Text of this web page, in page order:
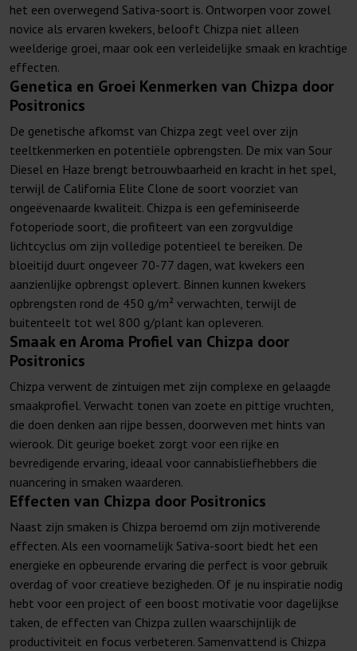
het een overwegend Sativa-soort is. Ontworpen voor zowel
novice als ervaren kwekers, belooft Chizpa niet alleen
weelderige groei, maar ook een verleidelijke smaak en krachtige
effecten.
Genetica en Groei Kenmerken van Chizpa door
Positronics
De genetische afkomst van Chizpa zegt veel over zijn
teeltkenmerken en potentiële opbrengsten. De mix van Sour
Diesel en Haze brengt betrouwbaarheid en kracht in het spel,
terwijl de California Elite Clone de soort voorziet van
ongeëvenaarde kwaliteit. Chizpa is een gefeminiseerde
fotoperiode soort, die profiteert van een zorgvuldige
lichtcyclus om zijn volledige potentieel te bereiken. De
bloeitijd duurt ongeveer 70-77 dagen, wat kwekers een
aanzienlijke opbrengst oplevert. Binnen kunnen kwekers
opbrengsten rond de 450 g/m² verwachten, terwijl de
buitenteelt tot wel 800 g/plant kan opleveren.
Smaak en Aroma Profiel van Chizpa door
Positronics
Chizpa verwent de zintuigen met zijn complexe en gelaagde
smaakprofiel. Verwacht tonen van zoete en pittige vruchten,
die doen denken aan rijpe bessen, doorweven met hints van
wierook. Dit geurige boeket zorgt voor een rijke en
bevredigende ervaring, ideaal voor cannabisliefhebbers die
nuancering in smaken waarderen.
Effecten van Chizpa door Positronics
Naast zijn smaken is Chizpa beroemd om zijn motiverende
effecten. Als een voornamelijk Sativa-soort biedt het een
energieke en opbeurende ervaring die perfect is voor gebruik
overdag of voor creatieve bezigheden. Of je nu inspiratie nodig
hebt voor een project of een boost motivatie voor dagelijkse
taken, de effecten van Chizpa zullen waarschijnlijk de
productiviteit en focus verbeteren. Samenvattend is Chizpa